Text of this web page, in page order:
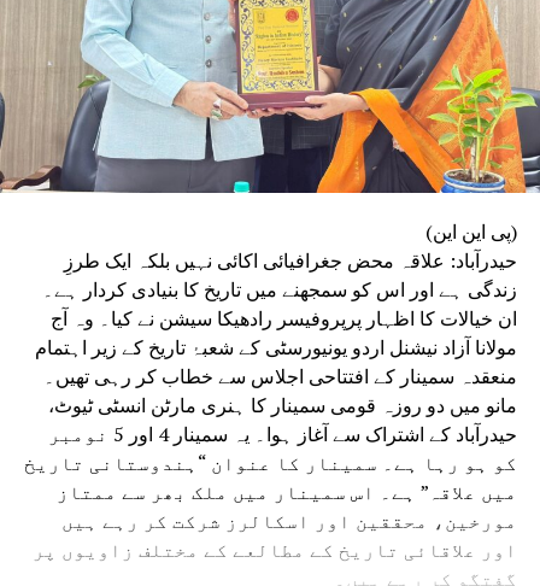
(پی این این)
حیدرآباد: علاقہ محض جغرافیائی اکائی نہیں بلکہ ایک طرزِ
زندگی ہے اور اس کو سمجھنے میں تاریخ کا بنیادی کردار ہے۔
ان خیالات کا اظہار پرپروفیسر رادھیکا سیشن نے کیا۔ وہ آج
مولانا آزاد نیشنل اردو یونیورسٹی کے شعبۂ تاریخ کے زیر اہتمام
منعقدہ سمینار کے افتتاحی اجلاس سے خطاب کر رہی تھیں۔
مانو میں دو روزہ قومی سمینار کا ہنری مارٹن انسٹی ٹیوٹ،
حیدرآباد کے اشتراک سے آغاز ہوا۔ یہ سمینار 4 اور 5 نومبر
کو ہو رہا ہے۔ سمینار کا عنوان “ہندوستانی تاریخ
میں علاقہ” ہے۔ اس سمینار میں ملک بھر سے ممتاز
مورخین، محققین اور اسکالرز شرکت کر رہے ہیں
اور علاقائی تاریخ کے مطالعے کے مختلف زاویوں پر
گفتگو کر رہے ہیں۔